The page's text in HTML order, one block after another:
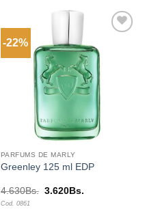
-22%
PARFUMS DE MARLY
Greenley 125 ml EDP
4.630Bs. El
3.620Bs.
Cod. 0861